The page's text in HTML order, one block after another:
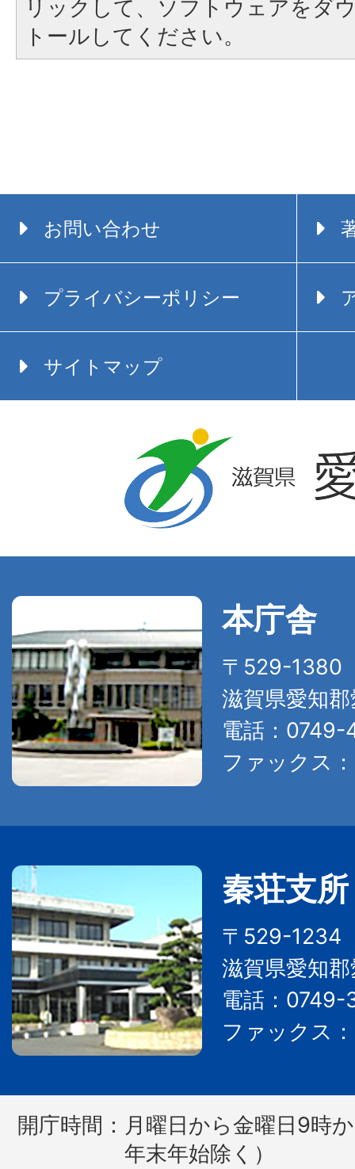
リックして、ソフトウェアをダ
トールしてください。
お問い合わせ
プライバシーポリシー
サイトマップ
本庁舎
〒529-
滋賀県愛知
電話：0749-
ファックス
秦荘支所
〒529-
滋賀県愛知
電話：0749-
ファックス
開庁時間： 月曜日から金曜日9時
年末年始除く）